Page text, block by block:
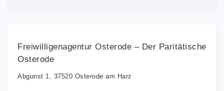
Freiwilligenagentur Osterode – Der Paritätische
Osterode
Abgunst 1, 37520 Osterode am Harz